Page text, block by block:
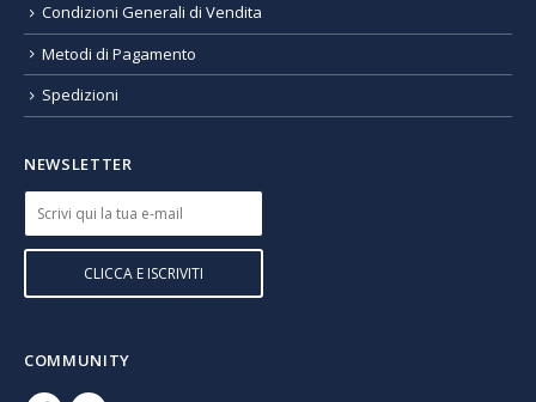
Condizioni Generali di Vendita
Metodi di Pagamento
Spedizioni
NEWSLETTER
COMMUNITY